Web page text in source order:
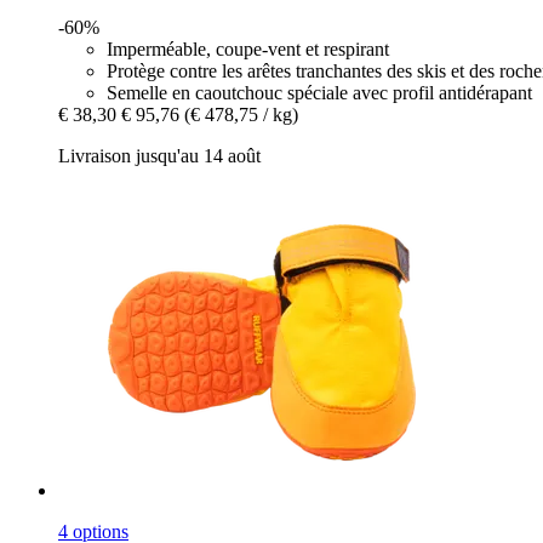
-60%
Imperméable, coupe-vent et respirant
Protège contre les arêtes tranchantes des skis et des
Semelle en caoutchouc spéciale avec profil antidérapant
€ 38,30 € 95,76 (€ 478,75 / kg)
Livraison jusqu'au 14 août
4 options